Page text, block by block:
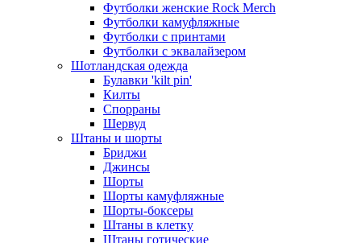
Футболки женские Rock Merch
Футболки камуфляжные
Футболки с принтами
Футболки с эквалайзером
Шотландская одежда
Булавки 'kilt pin'
Килты
Спорраны
Шервуд
Штаны и шорты
Бриджи
Джинсы
Шорты
Шорты камуфляжные
Шорты-боксеры
Штаны в клетку
Штаны готические